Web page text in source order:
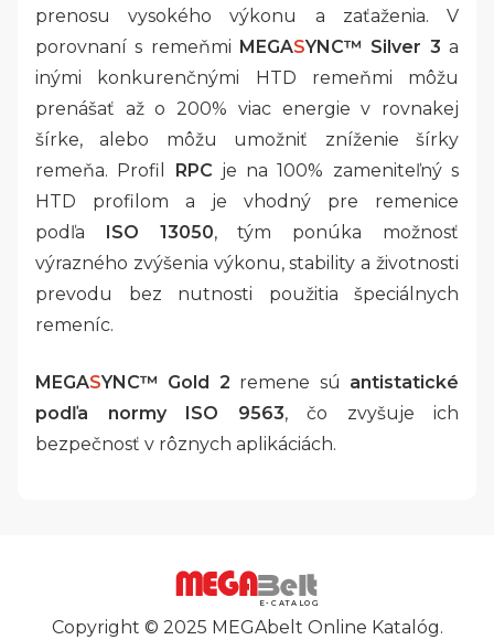
prenosu vysokého výkonu a zaťaženia. V
porovnaní s remeňmi MEGASYNC™ Silver 3 a
inými konkurenčnými HTD remeňmi môžu
prenášať až o 200% viac energie v rovnakej
šírke, alebo môžu umožniť zníženie šírky
remeňa. Profil
RPC je na 100% zameniteľný s
HTD profilom a je vhodný pre remenice
podľa
ISO 13050, tým ponúka možnosť
výrazného zvýšenia výkonu, stability a životnosti
prevodu bez nutnosti použitia špeciálnych
remeníc.
MEGASYNC™ Gold 2 remene sú antistatické
podľa normy ISO 9563, čo zvyšuje ich
bezpečnosť v rôznych aplikáciách.
E-CATALOG
Copyright © 2025 MEGAbelt Online Katalóg.